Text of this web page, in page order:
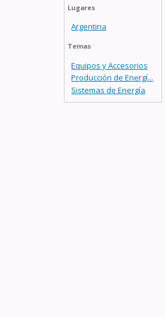
Lugares
Argentina
Temas
Equipos y Accesorios
Producción de Energí...
Sistemas de Energía